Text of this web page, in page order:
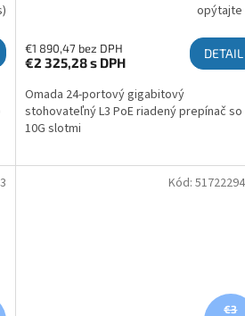
opýtajte
€1 890,47 bez DPH
€2 325,28s DPH
DETAIL
Omada 24-portový gigabitový
stohovateľný L3 PoE riadený prepínač so
10G slotmi
€3
Kód: